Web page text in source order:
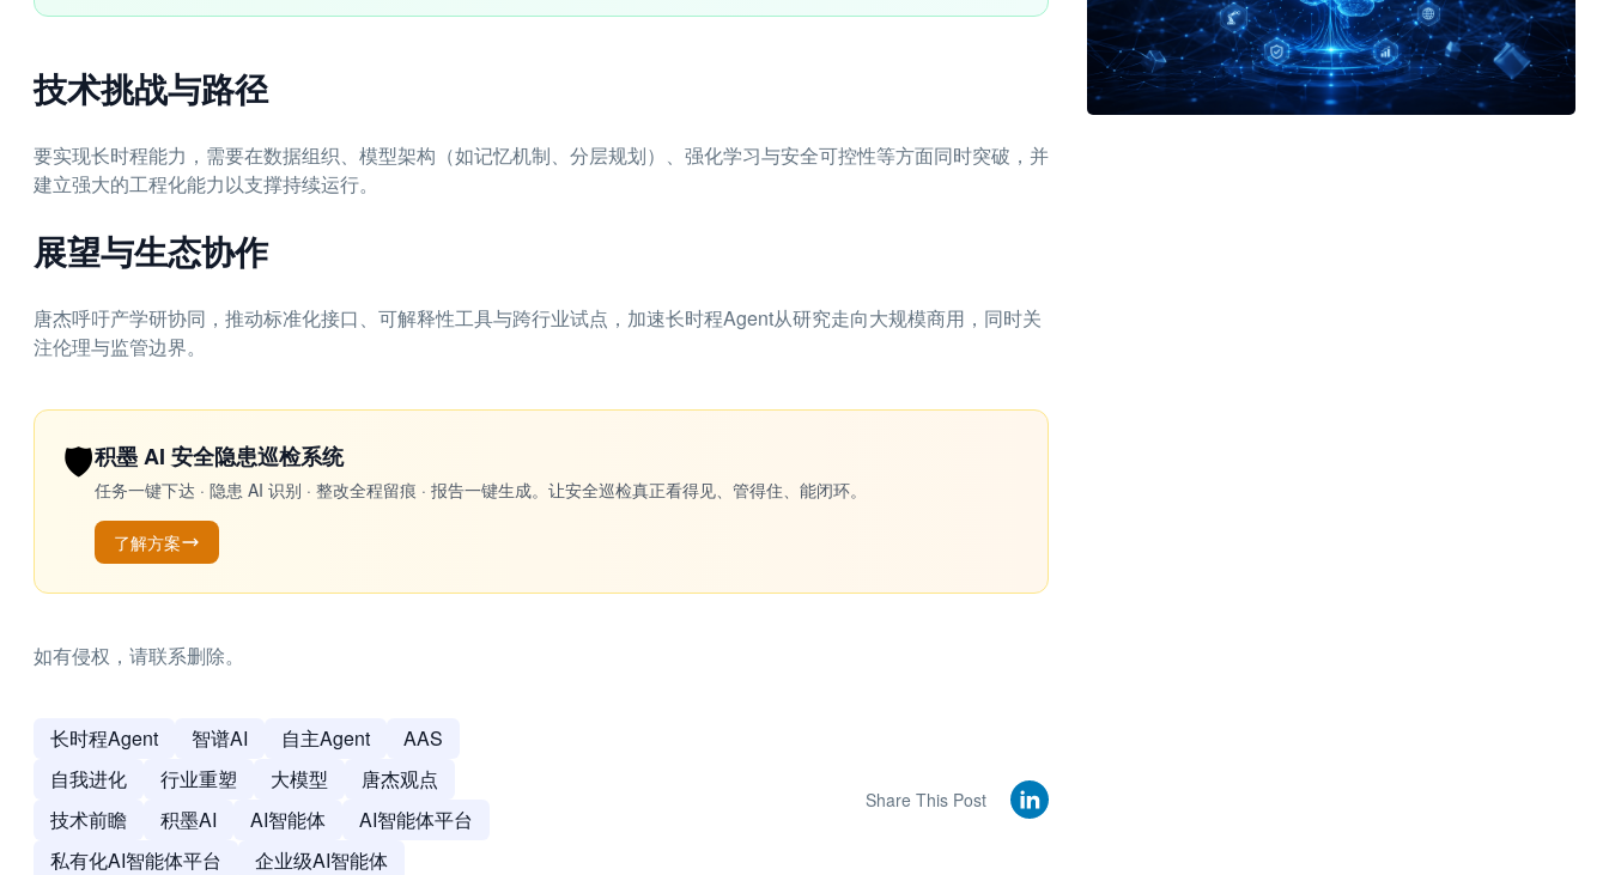
技术挑战与路径
要实现长时程能力，需要在数据组织、模型架构（如记忆机制、分层规划）、强化学习与安全可控性等方面同时突破，并
建立强大的工程化能力以支撑持续运行。
展望与生态协作
唐杰呼吁产学研协同，推动标准化接口、可解释性工具与跨行业试点，加速长时程Agent从研究走向大规模商用，同时关
注伦理与监管边界。
🛡️积墨 AI 安全隐患巡检系统
任务一键下达 · 隐患 AI 识别 · 整改全程留痕 · 报告一键生成。让安全巡检真正看得见、管得住、能闭环。
了解方案
如有侵权，请联系删除。
长时程Agent 智谱AI 自主Agent
AAS
自我进化
行业重塑 大模型
唐杰观点
技术前瞻
积墨AI AI智能体
AI智能体平台
私有化AI智能体平台
企业级AI智能体
Share This Post